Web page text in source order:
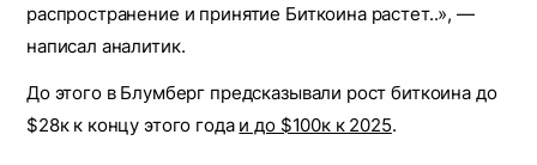
распространение и принятие Биткоина растет..», —
написал аналитик.
До этого в Блумберг предсказывали рост биткоина до
$28к к концу этого года и до $100к к 2025.